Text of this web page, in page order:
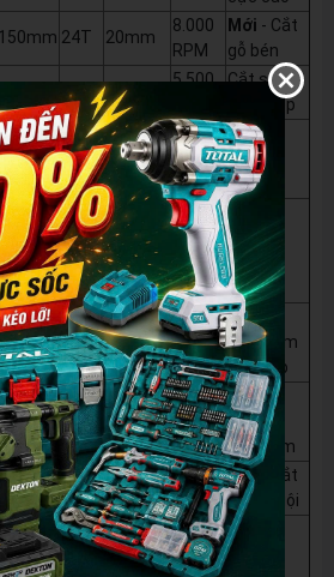
150mm 24T 20mm
8.000
RPM
Mới - Cắt
gỗ bén
32T 20mm
5.500
Cắt sắt
tấm, hộp
40T 20mm
7.000
RPM
Siêu
mỏng
1.3mm
32T 20mm
5.000
RPM
Mới
Công
nghệ
MTCG
36T 20mm
5.500
RPM
Dòng
Premium
cao cấp
80T 20mm
7.000
RPM
Mới-
Chuyên
hệ nhôm
210mm42T 20mm
5.000
RPM
Mới
- Cắt
sắt nguội
60T 25.4mm
7.000
RPM
Cắt gỗ
công